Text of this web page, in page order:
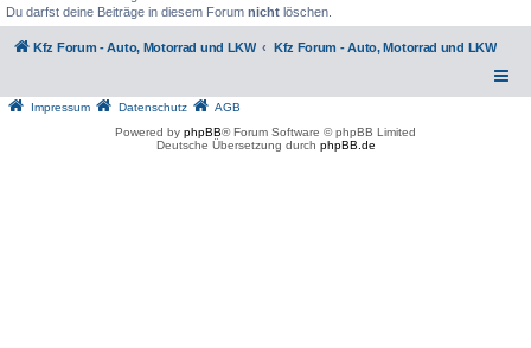
Du darfst deine Beiträge in diesem Forum nicht löschen.
Kfz Forum - Auto, Motorrad und LKW Kfz Forum - Auto, Motorrad und LKW
Impressum Datenschutz
AGB
Powered by phpBB® Forum Software © phpBB Limited
Deutsche Übersetzung durch phpBB.de